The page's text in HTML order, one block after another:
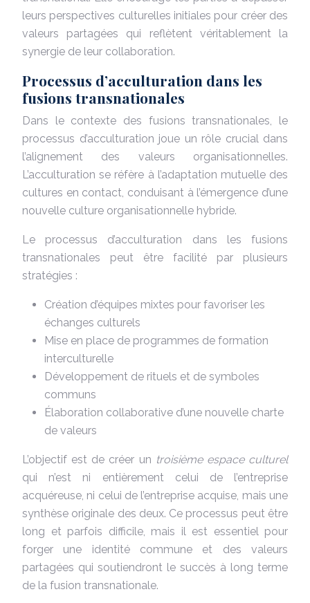
leurs perspectives culturelles initiales pour créer des
valeurs partagées qui reflètent véritablement la
synergie de leur collaboration.
Processus d’acculturation dans les
fusions transnationales
Dans le contexte des fusions transnationales, le
processus d’acculturation joue un rôle crucial dans
l’alignement des valeurs organisationnelles.
L’acculturation se réfère à l’adaptation mutuelle des
cultures en contact, conduisant à l’émergence d’une
nouvelle culture organisationnelle hybride.
Le processus d’acculturation dans les fusions
transnationales peut être facilité par plusieurs
stratégies :
Création d’équipes mixtes pour favoriser les
échanges culturels
Mise en place de programmes de formation
interculturelle
Développement de rituels et de symboles
communs
Élaboration collaborative d’une nouvelle charte
de valeurs
L’objectif est de créer un troisième espace culturel
qui n’est ni entièrement celui de l’entreprise
acquéreuse, ni celui de l’entreprise acquise, mais une
synthèse originale des deux. Ce processus peut être
long et parfois difficile, mais il est essentiel pour
forger une identité commune et des valeurs
partagées qui soutiendront le succès à long terme
de la fusion transnationale.